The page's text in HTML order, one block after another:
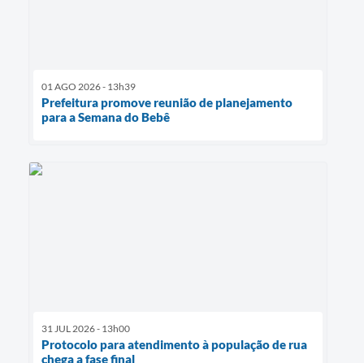
01 AGO 2026 - 13h39
Prefeitura promove reunião de planejamento
para a Semana do Bebê
31 JUL 2026 - 13h00
Protocolo para atendimento à população de rua
chega a fase final